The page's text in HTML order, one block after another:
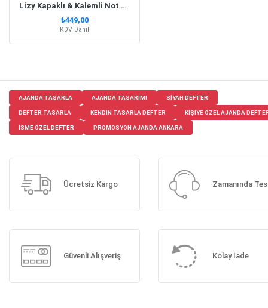
Lizy Kapaklı & Kalemli Not Defteri Siyah
₺449,00
KDV Dahil
AJANDA TASARLA AJANDA TASARIMI SIYAH DEFTER
DEFTER TASARLA KENDIN TASARLA DEFTER KIŞIYE ÖZEL AJANDA
ISME ÖZEL DEFTER PROMOSYON AJANDA ANKARA
Ücretsiz Kargo Zamanında
Güvenli Alışveriş Kolay İade